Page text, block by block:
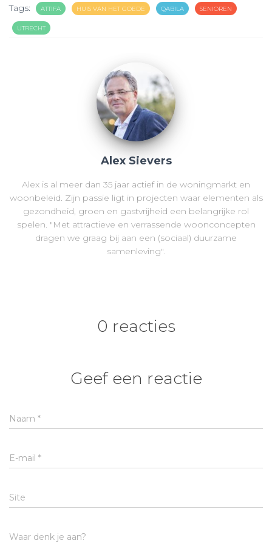
Tags: ATTIFA HUIS VAN HET GOEDE QABILA SENIOREN
UTRECHT
Alex Sievers
Alex is al meer dan 35 jaar actief in de woningmarkt en
woonbeleid. Zijn passie ligt in projecten waar elementen als
gezondheid, groen en gastvrijheid een belangrijke rol
spelen. "Met attractieve en verrassende woonconcepten
dragen we graag bij aan een (sociaal) duurzame
samenleving".
0 reacties
Geef een reactie
Naam *
E-mail *
Site
Waar denk je aan?